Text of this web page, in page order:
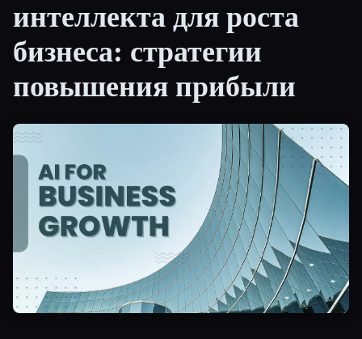
интеллекта для роста
бизнеса: стратегии
повышения прибыли